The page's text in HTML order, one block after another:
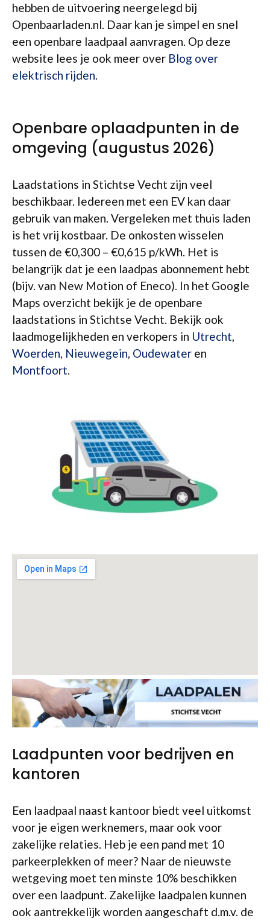
hebben de uitvoering neergelegd bij
Openbaarladen.nl. Daar kan je simpel en snel
een openbare laadpaal aanvragen. Op deze
website lees je ook meer over Blog over
elektrisch rijden.
Openbare oplaadpunten in de
omgeving (augustus 2026)
Laadstations in Stichtse Vecht zijn veel
beschikbaar. Iedereen met een EV kan daar
gebruik van maken. Vergeleken met thuis laden
is het vrij kostbaar. De onkosten wisselen
tussen de €0,300 – €0,615 p/kWh. Het is
belangrijk dat je een laadpas abonnement hebt
(bijv. van New Motion of Eneco). In het Google
Maps overzicht bekijk je de openbare
laadstations in Stichtse Vecht. Bekijk ook
laadmogelijkheden en verkopers in Utrecht,
Woerden, Nieuwegein, Oudewater en
Montfoort.
Laadpunten voor bedrijven en
kantoren
Een laadpaal naast kantoor biedt veel uitkomst
voor je eigen werknemers, maar ook voor
zakelijke relaties. Heb je een pand met 10
parkeerplekken of meer? Naar de nieuwste
wetgeving moet ten minste 10% beschikken
over een laadpunt. Zakelijke laadpalen kunnen
ook aantrekkelijk worden aangeschaft d.m.v. de